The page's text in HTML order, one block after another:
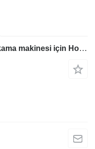
Kärcher 6.491-622.0 basınçlı yıkama makinesi için Honda 30500-ZE2-023 767129 ateşleme bobini